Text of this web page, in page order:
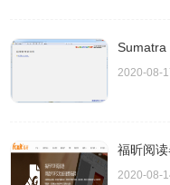
Sumatra
2020-08-
福昕阅读
2020-08-